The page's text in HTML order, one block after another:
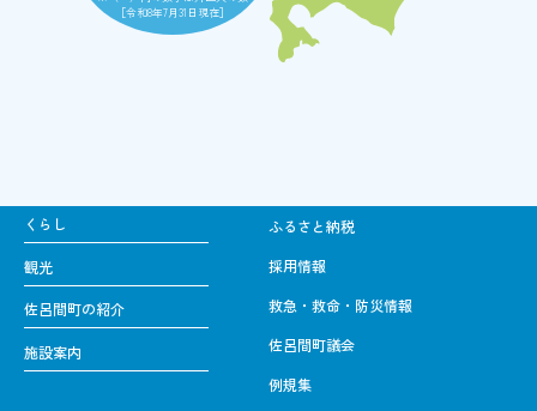
［令和8年7月31日現在］
くらし
観光
佐呂間町の紹介
施設案内
ふるさと納税
採用情報
救急・救命・防災情報
佐呂間町議会
例規集